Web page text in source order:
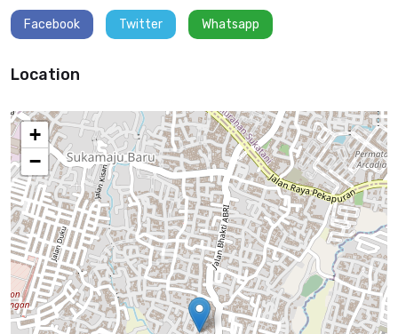
Facebook Twitter Whatsapp
Location
+
−